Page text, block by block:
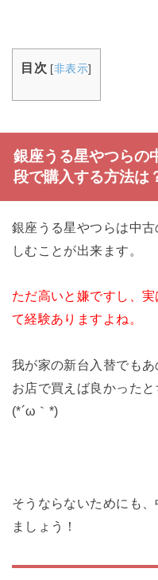
目次 [非表示]
銀座うる星やつらの
段で購入する方法は
銀座うる星やつらは中
しむことが出来ます。
ただ高いと嫌ですし、
て経験ありますよね。
我が家の新台入替でも
お店で買えば良かった
(*´ω｀*)
そうならないためにも
ましょう！